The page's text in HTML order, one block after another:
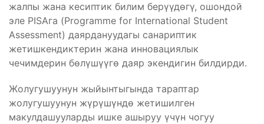
жалпы жана кесиптик билим берүүдөгү, ошондой
эле PISAга (Programme for International Student
Assessment) даярдануудагы санариптик
жетишкендиктерин жана инновациялык
чечимдерин бөлүшүүгө даяр экендигин билдирди.
Жолугушуунун жыйынтыгында тараптар
жолугушуунун жүрүшүндө жетишилген
макулдашууларды ишке ашыруу үчүн чогуу